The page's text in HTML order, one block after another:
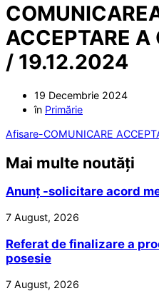
ACCEPTARE A
/ 19.12.2024
19 Decembrie 2024
în Primărie
Afisare-COMUNICARE
Mai multe noutăți
Anunț -solicitare acord
7 August, 2026
Referat de finalizare a
posesie
7 August, 2026